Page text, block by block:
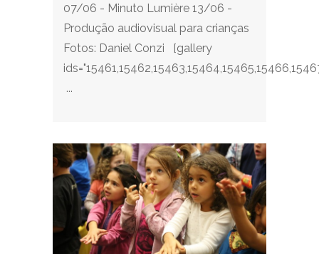
07/06 - Minuto Lumière 13/06 -
Produção audiovisual para crianças
Fotos: Daniel Conzi [gallery
...